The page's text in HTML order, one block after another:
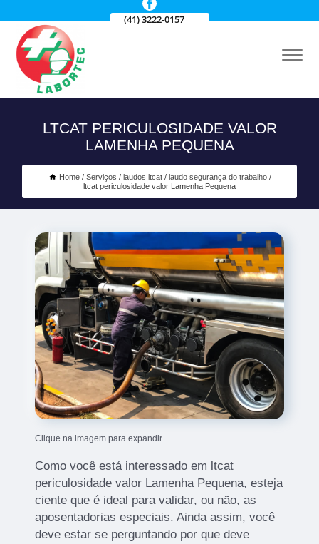
(41) 3222-0157
LTCAT PERICULOSIDADE VALOR
LAMENHA PEQUENA
Home Serviços laudos ltcat
laudo segurança do trabalho
ltcat periculosidade valor Lamenha Pequena
Clique na imagem para expandir
Como você está interessado em ltcat
periculosidade valor Lamenha Pequena, esteja
ciente que é ideal para validar, ou não, as
aposentadorias especiais. Ainda assim, você
deve estar se perguntando por que deve